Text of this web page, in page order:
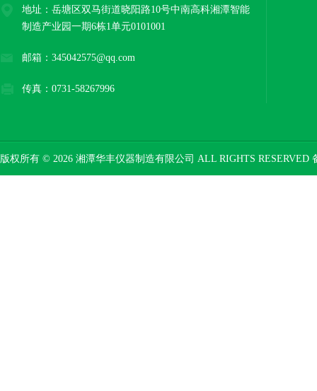
地址：岳塘区双马街道晓阳路10号中南高科湘潭智能
制造产业园一期6栋1单元0101001
邮箱：345042575@qq.com
传真：0731-58267996
版权所有 © 2026 湘潭华丰仪器制造有限公司 ALL RIGHTS RESERVED